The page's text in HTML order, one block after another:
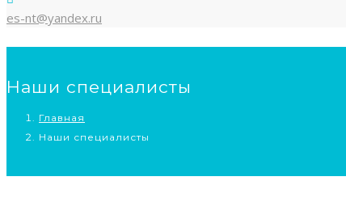
es-nt@yandex.ru
Наши специалисты
Главная
Наши специалисты